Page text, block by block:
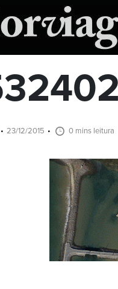
23/12/2015 0 mins leitura